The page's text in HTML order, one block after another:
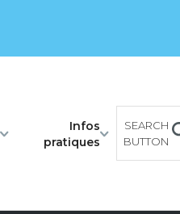
Infos
pratiques
SEARCH
BUTTON